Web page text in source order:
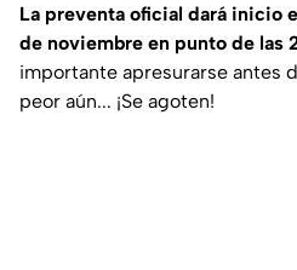
La preventa oficial dará inicio
de noviembre en punto de las
importante apresurarse antes
peor aún... ¡Se agoten!